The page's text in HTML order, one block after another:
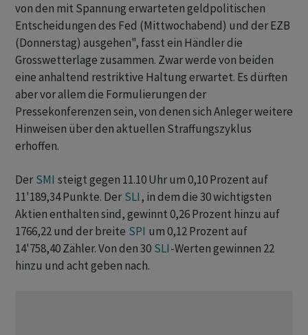
von den mit Spannung erwarteten geldpolitischen
Entscheidungen des Fed (Mittwochabend) und der EZB
(Donnerstag) ausgehen", fasst ein Händler die
Grosswetterlage zusammen. Zwar werde von beiden
eine anhaltend restriktive Haltung erwartet. Es dürften
aber vor allem die Formulierungen der
Pressekonferenzen sein, von denen sich Anleger weitere
Hinweisen über den aktuellen Straffungszyklus
erhoffen.
Der SMI steigt gegen 11.10 Uhr um 0,10 Prozent auf
11'189,34 Punkte. Der SLI, in dem die 30 wichtigsten
Aktien enthalten sind, gewinnt 0,26 Prozent hinzu auf
1766,22 und der breite SPI um 0,12 Prozent auf
14'758,40 Zähler. Von den 30 SLI-Werten gewinnen 22
hinzu und acht geben nach.